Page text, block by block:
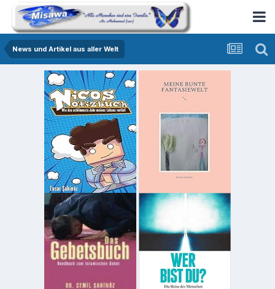
News und Artikel aus aller Welt